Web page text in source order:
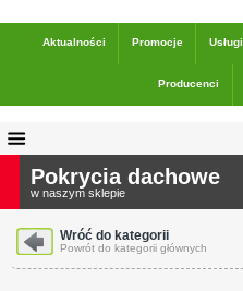
Aktualności Promocje Usługi
Producenci
Pokrycia dachowe
w naszym sklepie
Wróć do kategorii
Powrót do kategorii głównych